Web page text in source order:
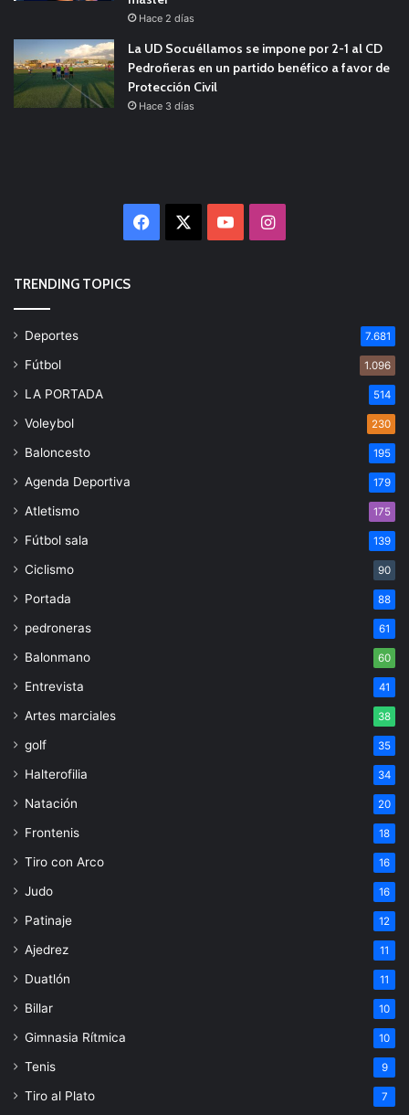
Hace 2 días
La UD Socuéllamos se impone por 2-1 al CD
Pedroñeras en un partido benéfico a favor de
Protección Civil
Hace 3 días
Facebook YouTubeInstagram
TRENDING TOPICS
Deportes 7.681
Fútbol 1.096
LA PORTADA 514
Voleybol 230
Baloncesto 195
Agenda Deportiva 179
Atletismo 175
Fútbol sala 139
Ciclismo 90
Portada 88
pedroneras 61
Balonmano 60
Entrevista 41
Artes marciales 38
golf 35
Halterofilia 34
Natación 20
Frontenis 18
Tiro con Arco 16
Judo 16
Patinaje 12
Ajedrez 11
Duatlón 11
Billar 10
Gimnasia Rítmica 10
Tenis 9
Tiro al Plato 7